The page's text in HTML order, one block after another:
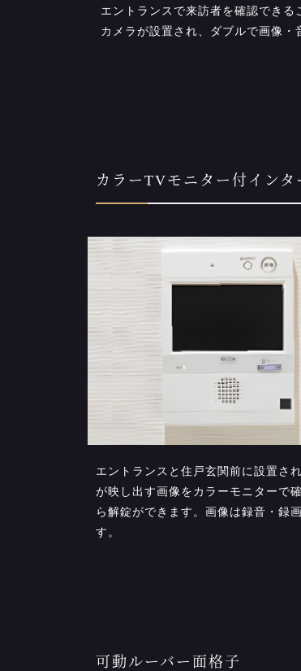
エントランスで来訪者を確認でき
カメラが設置され、ダブルで画像・
カラーTVモニター付インタ
エントランスと住戸玄関前に設置さ
が映し出す画像をカラーモニターで
ら解錠ができます。画像は録音・録
す。
可動ルーバー面格子